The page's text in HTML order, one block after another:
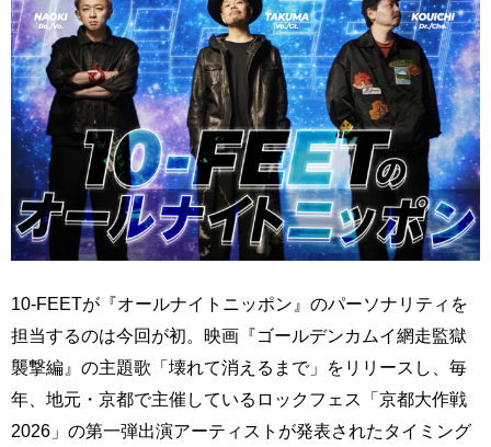
10-FEETが『オールナイトニッポン』のパーソナリティを
担当するのは今回が初。映画『ゴールデンカムイ網走監獄
襲撃編』の主題歌「壊れて消えるまで」をリリースし、毎
年、地元・京都で主催しているロックフェス「京都大作戦
2026」の第一弾出演アーティストが発表されたタイミング